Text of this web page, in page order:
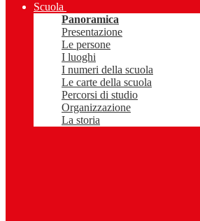
Scuola
Panoramica
Presentazione
Le persone
I luoghi
I numeri della scuola
Le carte della scuola
Percorsi di studio
Organizzazione
La storia